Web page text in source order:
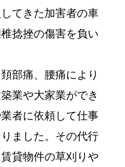
てきた加害者の車
捻挫の傷害を負い
部痛、腰痛により
業や大家業ができ
者に依頼して仕事
ました。その代行
貸物件の草刈りや